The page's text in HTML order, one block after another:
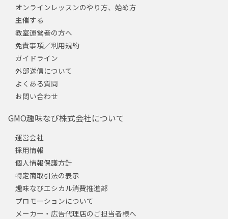
オンラインレッスンのやり方、始め方
主催する
教室運営者の方へ
免責事項／利用規約
ガイドライン
外部送信について
よくある質問
お問い合わせ
GMO趣味なび株式会社について
運営会社
採用情報
個人情報保護方針
特定商取引法の表示
趣味なびエシカル消費推進部
プロモーションについて
メーカー・広告代理店のご担当者様へ